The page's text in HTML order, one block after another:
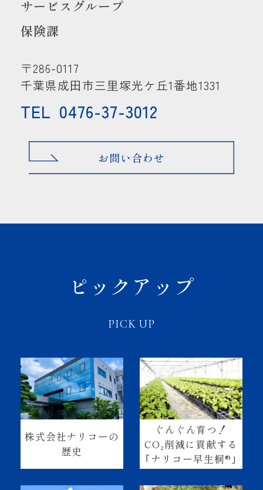
サービスグループ
保険課
〒286-0117
千葉県成⽥市三⾥塚光ケ丘1番地1331
TEL 0476-37-3012
お問い合わせ
ピックアップ
PICK UP
株式会社ナリコーの
歴史
ぐんぐん育つ！
CO₂削減に貢献する
｢ナリコー早生桐®｣